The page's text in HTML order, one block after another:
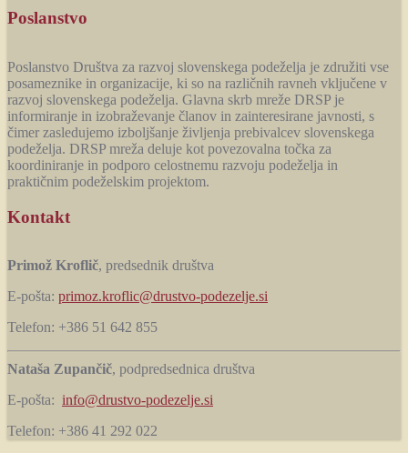
Poslanstvo
Poslanstvo Društva za razvoj slovenskega podeželja je združiti vse
posameznike in organizacije, ki so na različnih ravneh vključene v
razvoj slovenskega podeželja. Glavna skrb mreže DRSP je
informiranje in izobraževanje članov in zainteresirane javnosti, s
čimer zasledujemo izboljšanje življenja prebivalcev slovenskega
podeželja. DRSP mreža deluje kot povezovalna točka za
koordiniranje in podporo celostnemu razvoju podeželja in
praktičnim podeželskim projektom.
Kontakt
Primož Kroflič, predsednik društva
E-pošta: primoz.kroflic@drustvo-podezelje.si
Telefon: +386 51 642 855
Nataša Zupančič, podpredsednica društva
E-pošta: info@drustvo-podezelje.si
Telefon: +386 41 292 022